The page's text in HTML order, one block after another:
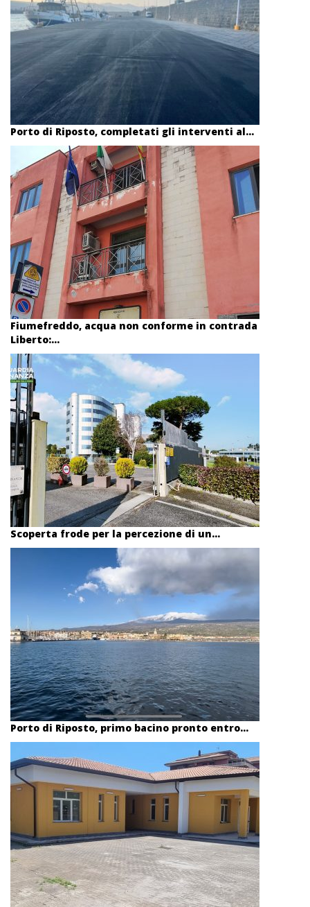
Porto di Riposto, completati gli interventi al...
Fiumefreddo, acqua non conforme in contrada
Liberto:...
Scoperta frode per la percezione di un...
Porto di Riposto, primo bacino pronto entro...